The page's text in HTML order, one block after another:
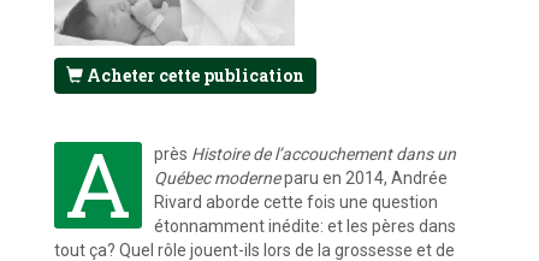
Acheter cette publication
A près Histoire de l’accouchement dans un
Québec moderneparu en 2014, Andrée
Rivard aborde cette fois une question
étonnamment inédite: et les pères dans
tout ça? Quel rôle jouent-ils lors de la grossesse et de